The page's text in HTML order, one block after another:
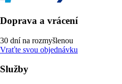
Doprava a vrácení
30 dní na rozmyšlenou
Vraťte svou objednávku
Služby